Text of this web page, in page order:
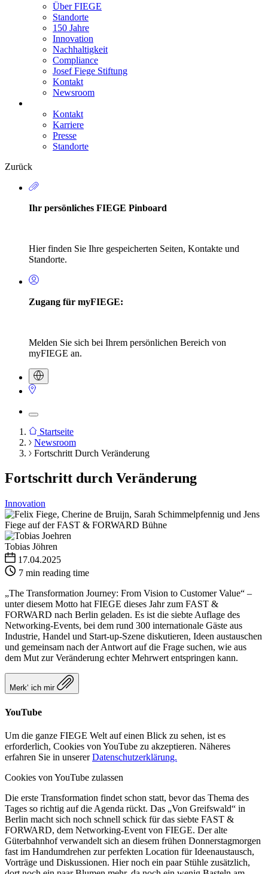
Über FIEGE
Standorte
150 Jahre
Innovation
Nachhaltigkeit
Compliance
Josef Fiege Stiftung
Kontakt
Newsroom
Secondary
Navigation
Kontakt
Karriere
Presse
Standorte
Zurück
Ihr persönliches FIEGE Pinboard
Hier finden Sie Ihre gespeicherten Seiten, Kontakte und
Standorte.
Zugang für myFIEGE:
Melden Sie sich bei Ihrem persönlichen Bereich von
myFIEGE an.
Pfadnavigation
Startseite
Newsroom
Fortschritt Durch Veränderung
Fortschritt durch Veränderung
Innovation
Tobias Jöhren
17.04.2025
7 min reading time
„The Transformation Journey: From Vision to Customer Value“ –
unter diesem Motto hat FIEGE dieses Jahr zum FAST &
FORWARD nach Berlin geladen. Es ist die siebte Auflage des
Networking-Events, bei dem rund 300 internationale Gäste aus
Industrie, Handel und Start-up-Szene diskutieren, Ideen austauschen
und gemeinsam nach der Antwort auf die Frage suchen, wie aus
dem Mut zur Veränderung echter Mehrwert entspringen kann.
Merk‘ ich mir
YouTube
Um die ganze FIEGE Welt auf einen Blick zu sehen, ist es
erforderlich, Cookies von YouTube zu akzeptieren. Näheres
erfahren Sie in unsererDatenschutzerklärung.
Cookies von YouTube zulassen
Die erste Transformation findet schon statt, bevor das Thema des
Tages so richtig auf die Agenda rückt. Das „Von Greifswald“ in
Berlin macht sich noch schnell schick für das siebte FAST &
FORWARD, dem Networking-Event von FIEGE. Der alte
Güterbahnhof verwandelt sich an diesem frühen Donnerstagmorgen
fast im Handumdrehen zur perfekten Location für Ideenaustausch,
Vorträge und Diskussionen. Hier noch ein paar Stühle zusätzlich,